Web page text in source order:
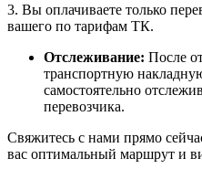
3. Вы оплачиваете только
вашего по тарифам ТК.
Отслеживание: После
транспортную
самостоятельно
перевозчика.
Свяжитесь с нами прямо
вас оптимальный маршрут и